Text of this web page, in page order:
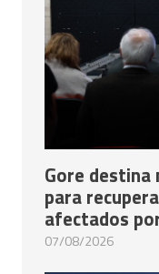
Gore destina
para
afectados
07/08/2026